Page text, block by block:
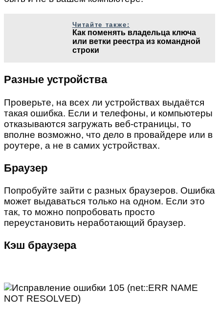
Читайте также:
Как поменять владельца ключа
или ветки реестра из командной
строки
Разные устройства
Проверьте, на всех ли устройствах выдаётся
такая ошибка. Если и телефоны, и компьютеры
отказываются загружать веб-страницы, то
вполне возможно, что дело в провайдере или в
роутере, а не в самих устройствах.
Браузер
Попробуйте зайти с разных браузеров. Ошибка
может выдаваться только на одном. Если это
так, то можно попробовать просто
переустановить неработающий браузер.
Кэш браузера